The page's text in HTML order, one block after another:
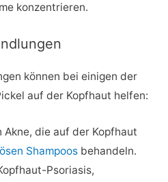
konzentrieren.
können bei einigen der
auf der Kopfhaut helfen:
Akne, die auf der Kopfhaut
Shampoosbehandeln.
Psoriasis,